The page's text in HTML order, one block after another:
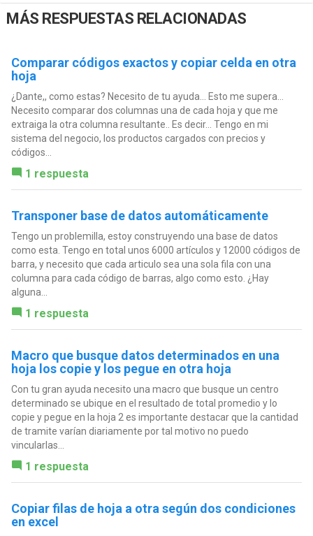
MÁS RESPUESTAS RELACIONADAS
Comparar códigos exactos y copiar celda en otra
hoja
¿Dante,, como estas? Necesito de tu ayuda... Esto me supera...
Necesito comparar dos columnas una de cada hoja y que me
extraiga la otra columna resultante.. Es decir... Tengo en mi
sistema del negocio, los productos cargados con precios y
códigos...
1 respuesta
Transponer base de datos automáticamente
Tengo un problemilla, estoy construyendo una base de datos
como esta. Tengo en total unos 6000 artículos y 12000 códigos de
barra, y necesito que cada articulo sea una sola fila con una
columna para cada código de barras, algo como esto. ¿Hay
alguna...
1 respuesta
Macro que busque datos determinados en una
hoja los copie y los pegue en otra hoja
Con tu gran ayuda necesito una macro que busque un centro
determinado se ubique en el resultado de total promedio y lo
copie y pegue en la hoja 2 es importante destacar que la cantidad
de tramite varían diariamente por tal motivo no puedo
vincularlas...
1 respuesta
Copiar filas de hoja a otra según dos condiciones
en excel